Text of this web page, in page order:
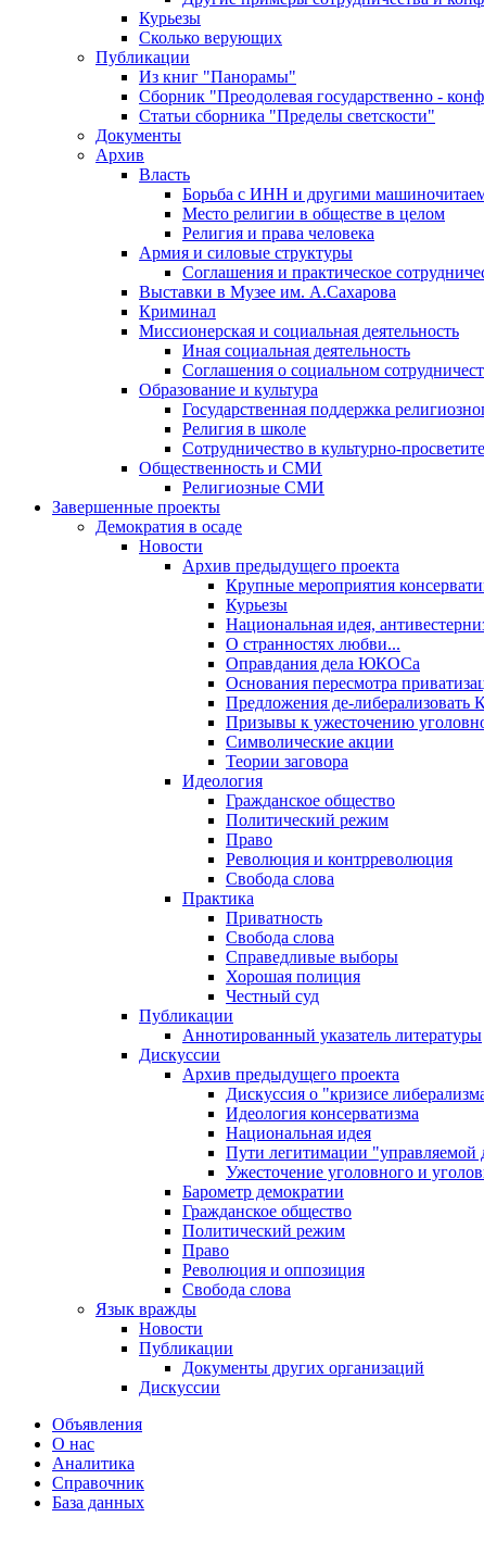
Курьезы
Сколько верующих
Публикации
Из книг "Панорамы"
Сборник "Преодолевая государственно -
Статьи сборника "Пределы светскости"
Документы
Архив
Власть
Борьба с ИНН и другими
Место религии в обществе в целом
Религия и права человека
Армия и силовые структуры
Соглашения и практическое
Выставки в Музее им. А.Сахарова
Криминал
Миссионерская и социальная деятельность
Иная социальная деятельность
Соглашения о социальном
Образование и культура
Государственная поддержка
Религия в школе
Сотрудничество в культурно-
Общественность и СМИ
Религиозные СМИ
Завершенные проекты
Демократия в осаде
Новости
Архив предыдущего проекта
Крупные мероприятия
Курьезы
Национальная идея,
О странностях любви...
Оправдания дела ЮКОСа
Основания пересмотра
Предложения де-
Призывы к ужесточению
Символические акции
Теории заговора
Идеология
Гражданское общество
Политический режим
Право
Революция и контрреволюция
Свобода слова
Практика
Приватность
Свобода слова
Справедливые выборы
Хорошая полиция
Честный суд
Публикации
Аннотированный указатель литературы
Дискуссии
Архив предыдущего проекта
Дискуссия о "кризисе
Идеология консерватизма
Национальная идея
Пути легитимации "управляемой
Ужесточение уголовного и
Барометр демократии
Гражданское общество
Политический режим
Право
Революция и оппозиция
Свобода слова
Язык вражды
Новости
Публикации
Документы других организаций
Дискуссии
Объявления
О нас
Аналитика
Справочник
База данных